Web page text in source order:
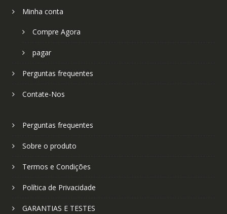
Minha conta
Compre Agora
pagar
Perguntas frequentes
Contate-Nos
Perguntas frequentes
Sobre o produto
Termos e Condições
Política de Privacidade
GARANTIAS E TESTES